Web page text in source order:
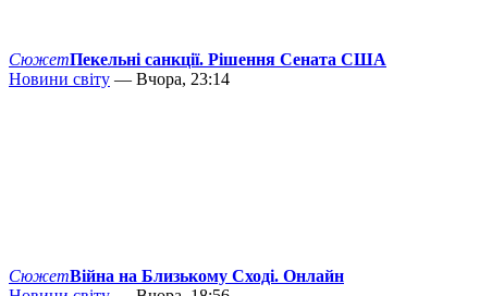
СюжетПекельні санкції. Рішення Сената США
Новини світу — Вчора, 23:14
СюжетВійна на Близькому Сході. Онлайн